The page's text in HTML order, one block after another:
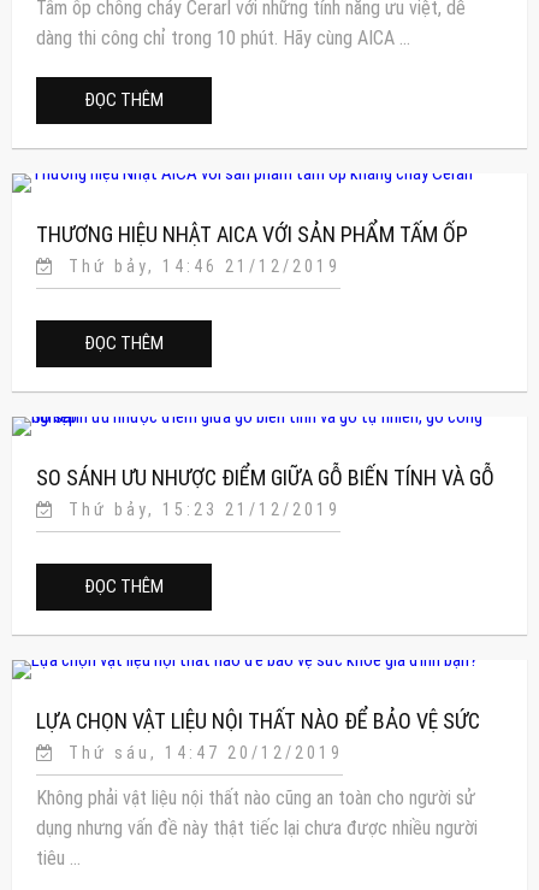
Tấm ốp chống cháy Cerarl với những tính năng ưu việt, dễ
dàng thi công chỉ trong 10 phút. Hãy cùng AICA ...
ĐỌC THÊM
THƯƠNG HIỆU NHẬT AICA VỚI SẢN PHẨM TẤM ỐP
KHÁNG CHÁY CERARL
Thứ bảy, 14:46 21/12/2019
ĐỌC THÊM
SO SÁNH ƯU NHƯỢC ĐIỂM GIỮA GỖ BIẾN TÍNH VÀ GỖ
TỰ NHIÊN, GỖ CÔNG NGHIỆP
Thứ bảy, 15:23 21/12/2019
ĐỌC THÊM
LỰA CHỌN VẬT LIỆU NỘI THẤT NÀO ĐỂ BẢO VỆ SỨC
KHỎE GIA ĐÌNH BẠN?
Thứ sáu, 14:47 20/12/2019
Không phải vật liệu nội thất nào cũng an toàn cho người sử
dụng nhưng vấn đề này thật tiếc lại chưa được nhiều người
tiêu ...